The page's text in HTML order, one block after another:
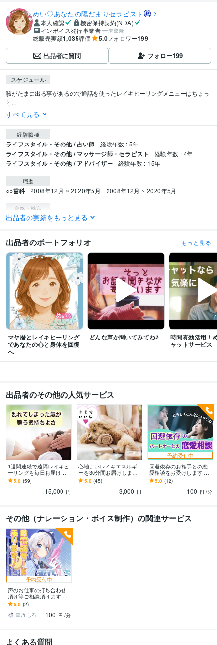
めい♡あなたの陽だまりセラピスト
本人確認
機密保持契約(NDA)
インボイス発行事業者
未登録
総販売実績1,035評価 5.0フォロワー199
出品者に質問 フォロー199
スケジュール
咳がたまに出る事があるので通話を使ったレイキヒーリングメニューはちょっ
と...
すべて見る
経験職種
ライフスタイル・その他 / 占い師 経験年数 : 5年
ライフスタイル・その他 / マッサージ師・セラピスト 経験年数 : 4年
ライフスタイル・その他 / アドバイザー 経験年数 : 15年
職歴
○○歯科 2008年12月 ~ 2020年5月 2008年12月 ~ 2020年5月
資格・検定
歯科衛生士 取得年 : 2003年
その他ツール
MAYAカラーセラピー:5年レイキセラピー（直傅霊氣）:3年
オラクルカード:3年歯科衛生士:15年セクシー研究:30年音声配信:4年
得意分野
悩み相談・カウンセリング 相談相手、話相手 占い・セラピー
お好みの
ボイスメッセージ
電話相談・話し相手 占い オラクルカード 悩み相談 恋愛 子育て
性
身体の悩み
悩み相談・カウンセリング どんなお話でも寄り添って聞けること
の声や喋りに変身できる オラクルカードメッセージ
話し相手 恋愛 電話相談
子育て
歯の悩み
出品者の実績をもっと見る
出品者のポートフォリオ もっと見る
マヤ暦とレイキヒーリング
であなたの心と身体を回復
へ
どんな声か聞いてみてね♪
時間有効活用！
ャットサービス
出品者のその他の人気サービス
1週間連続で遠隔レイキヒ
ーリングを毎日お届けし
ます しっかり整う心地よ
い体験をしてみません
5.0 (59)
15,000 円
心地よいレイキエネルギ
ーを30分間お届けします
定期購入特典もあります|
•'▽'•)੭
5.0 (45)
3,000 円
予約受付中
回避依存のお相手との恋
愛相談をお受けします 未
読、音信不通、会えな
い！ドタキャン多め、こ
れって回避依存？
5.0 (12)
100 円 /分
その他（ナレーション・ボイス制作）の関連サービス
予約受付中
声のお仕事の打ち合わせ
頂け等ご相談頂けます ご
依頼前のご相談やインタ
ビュー等こちらで承りま
す
5.0 (2)
雪乃 しろ
100 円 /分
よくある質問